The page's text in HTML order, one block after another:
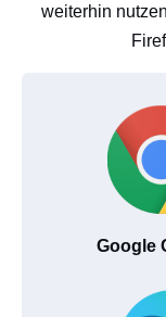
weiterhin
Google